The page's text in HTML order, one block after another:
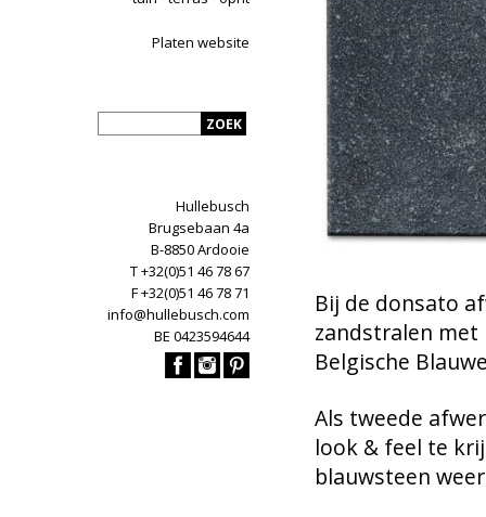
Platen website
Hullebusch
Brugsebaan 4a
B-8850 Ardooie
T +32(0)51 46 78 67
F +32(0)51 46 78 71
info@hullebusch.com
BE 0423594644
Bij de donsato
zandstralen
Belgische
Als tweede
look & feel te
blauwsteen